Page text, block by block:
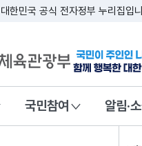
한민국 공식 전자정부 누리집입
관광부국민이
국민참여 알림·